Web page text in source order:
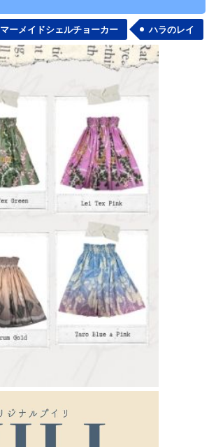
マーメイドシェルチョーカー ハラのレイ